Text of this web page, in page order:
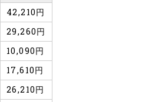
42,210円
29,260円
10,090円
17,610円
26,210円